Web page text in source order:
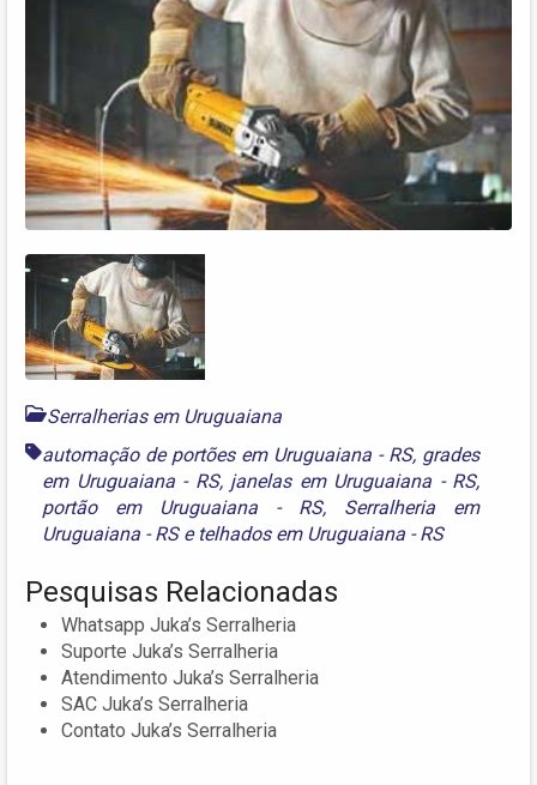
Serralherias em Uruguaiana
automação de portões em Uruguaiana - RS, grades
em Uruguaiana - RS, janelas em Uruguaiana - RS,
portão em Uruguaiana - RS, Serralheria em
Uruguaiana - RSe telhados em Uruguaiana - RS
Pesquisas Relacionadas
Whatsapp Juka’s Serralheria
Suporte Juka’s Serralheria
Atendimento Juka’s Serralheria
SAC Juka’s Serralheria
Contato Juka’s Serralheria